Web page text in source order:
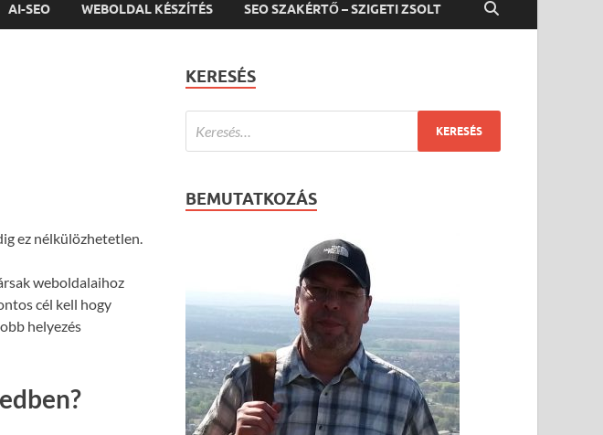
AI-SEO WEBOLDAL KÉSZÍTÉS SEO SZAKÉRTŐ – SZIGETI ZSOLT
ez nélkülözhetetlen.
weboldalaihoz
cél kell hogy
helyezés
KERESÉS
BEMUTATKOZÁS